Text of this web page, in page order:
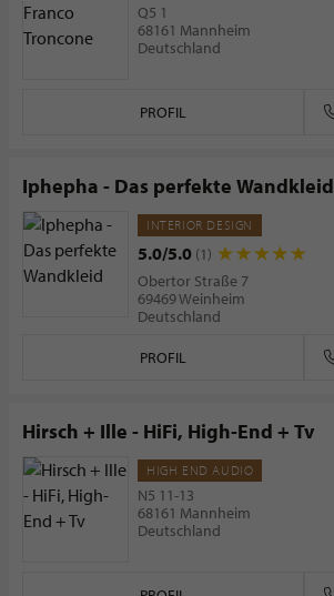
Q5 1
68161 Mannheim
Deutschland
PROFIL
Iphepha - Das perfekte Wandkleid
INTERIOR DESIGN
5.0/5.0 (1)
Obertor Straße 7
69469 Weinheim
Deutschland
PROFIL
Hirsch + Ille - HiFi, High-End + Tv
HIGH END AUDIO
N5 11-13
68161 Mannheim
Deutschland